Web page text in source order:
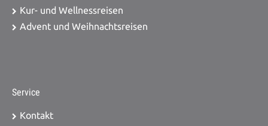
Kur- und Wellnessreisen
Advent und Weihnachtsreisen
Service
Kontakt